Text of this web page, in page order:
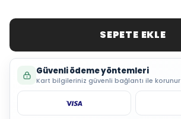
SEPETE EKLE
Güvenli ödeme yöntemleri
Kart bilgileriniz güvenli bağlantı ile korunur